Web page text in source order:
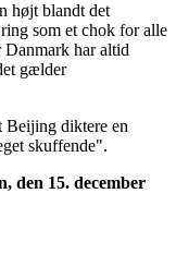
højt blandt det
som et chok for alle
Danmark har altid
gælder
Beijing diktere en
skuffende".
den 15. december